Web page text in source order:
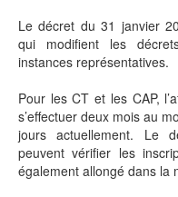
Le décret du 31 janvier
qui modifient les
instances représentatives.
Pour les CT et les CAP,
s’effectuer deux mois au
jours actuellement. Le
peuvent vérifier les
également allongé dans la